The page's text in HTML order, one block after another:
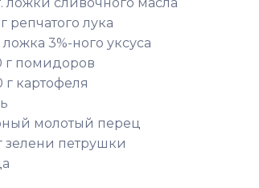
ложки сливочного масла
репчатого лука
ложка 3%-ного уксуса
г помидоров
г картофеля
молотый перец
зелени петрушки